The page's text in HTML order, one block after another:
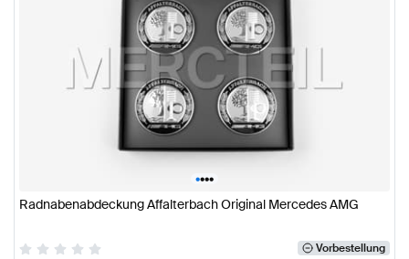
••••
Radnabenabdeckung Affalterbach Original Mercedes AMG
Vorbestellung